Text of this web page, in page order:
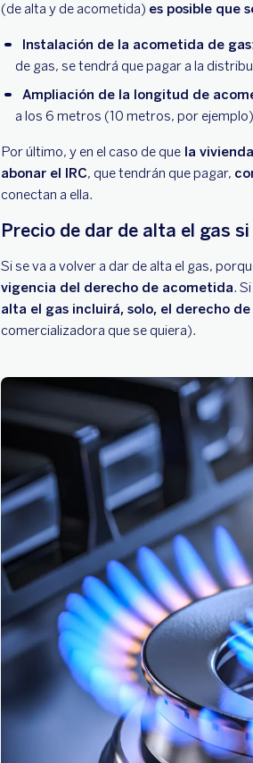
(de alta y de acometida) es posible que
Instalación de la acometida de gas
de gas, se tendrá que pagar a la
Ampliación de la longitud de
a los 6 metros (10 metros, por
Por último, y en el caso de que la
abonar el IRC, que tendrán que pagar,
conectan a ella.
Precio de dar de alta el gas
Si se va a volver a dar de alta el gas,
vigencia del derecho de acometida. Si
alta el gas incluirá, solo, el derecho
comercializadora que se quiera).